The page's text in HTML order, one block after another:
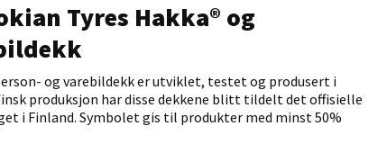
Tyres Hakka® og
og varebildekk er utviklet, testet og produsert i
produksjon har disse dekkene blitt tildelt det offisielle
i Finland. Symbolet gis til produkter med minst 50%